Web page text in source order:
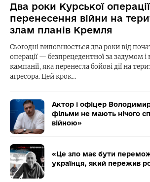
Два роки Курської
перенесення війни на
злам планів Кремля
Сьогодні виповнюється два роки від
операції — безпрецедентної за задумом
кампанії, яка перенесла бойові дії на
агресора. Цей крок…
Актор і офіцер
фільми не мають нічого
війною»
«Це зло має бути
українця, який пережив